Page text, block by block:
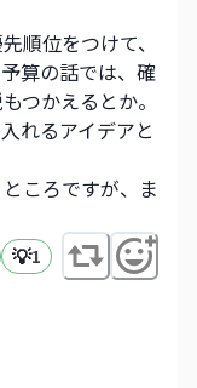
順位をつけて、
算の話では、確
つかえるとか。
れるアイデアと
ころですが、ま
💡1